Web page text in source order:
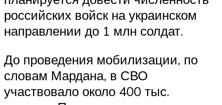
российских войск на украинском
направлении до 1 млн солдат.
До проведения мобилизации, по
словам Мардана, в СВО
участвовало около 400 тыс.